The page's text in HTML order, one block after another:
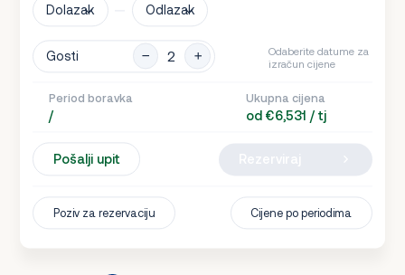
Dolazak Odlazak
Gosti
Odaberite datume za
izračun cijene
Period boravka
/
Ukupna cijena
od €6,531 / tj
Pošalji upit
Poziv za rezervaciju Cijene po periodima